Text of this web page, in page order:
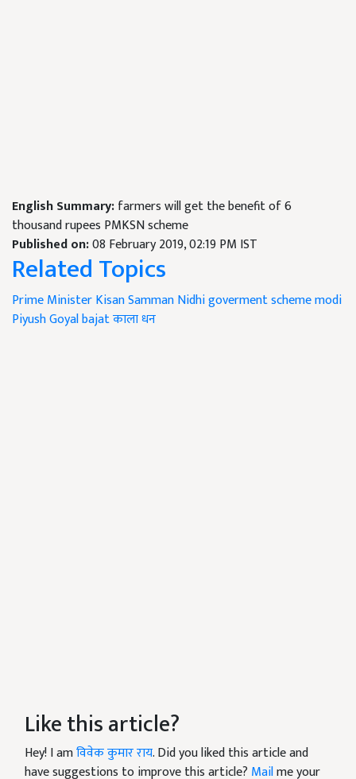
English Summary:farmers will get the benefit of 6
thousand rupees PMKSN scheme
Published on:08 February 2019, 02:19 PM IST
Related Topics
Prime Minister Kisan Samman Nidhigoverment schememodi
Piyush Goyalbajatकाला धन
Like this article?
Hey! I amविवेक कुमार राय. Did you liked this article and
have suggestions to improve this article? Mailme your